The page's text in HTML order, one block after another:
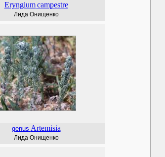
Eryngium campestre
Лида Онищенко
genus Artemisia
Лида Онищенко